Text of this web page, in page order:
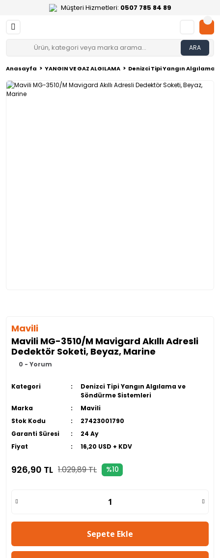
Müşteri Hizmetleri: 0507 785 84 89
ARA
Anasayfa YANGIN VE GAZ ALGILAMA Denizci Tipi Yangın Algılama
Mavili
Mavili MG-3510/M Mavigard Akıllı Adresli
Dedektör Soketi, Beyaz, Marine
0 - Yorum
Kategori
Denizci Tipi Yangın Algılama ve
Söndürme Sistemleri
Marka
Mavili
Stok Kodu
27423001790
Garanti Süresi
24 Ay
Fiyat
16,20 USD + KDV
926,90 TL 1.029,89 TL %10
Sepete Ekle